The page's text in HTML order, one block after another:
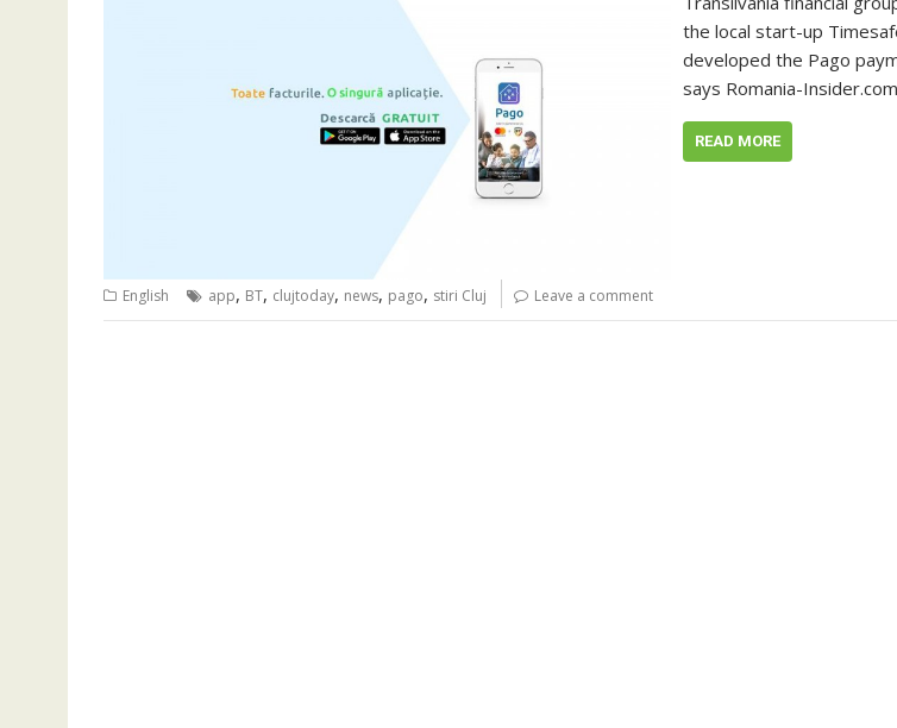
the local start-up
developed the Pago
says Romania-
READ MORE
English app, BT, clujtoday, news, pago, stiri Cluj Leave a comment